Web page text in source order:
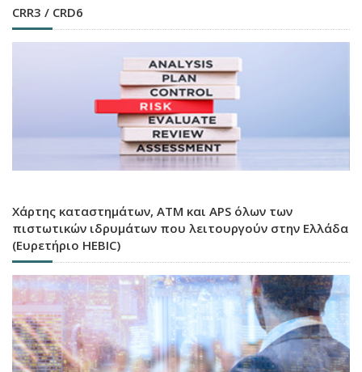
CRR3 / CRD6
Χάρτης καταστημάτων, ATM και APS όλων των
πιστωτικών ιδρυμάτων που λειτουργούν στην Ελλάδα
(Ευρετήριο HEBIC)